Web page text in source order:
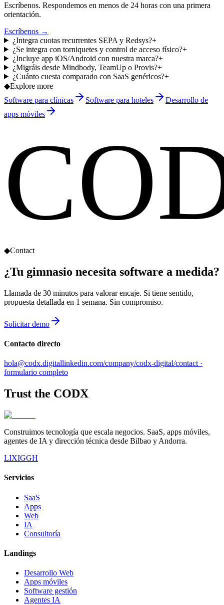
Escríbenos. Respondemos en menos de 24 horas con una primera
orientación.
Escríbenos →
¿Integra cuotas recurrentes SEPA y Redsys?+
¿Se integra con torniquetes y control de acceso físico?+
¿Incluye app iOS/Android con nuestra marca?+
¿Migráis desde Mindbody, TeamUp o Provis?+
¿Cuánto cuesta comparado con SaaS genéricos?+
◆Explore more
Software para clínicas
Software para hoteles
Desarrollo de
apps móviles
◆Contact
¿Tu gimnasio necesita software a medida?
Llamada de 30 minutos para valorar encaje. Si tiene sentido,
propuesta detallada en 1 semana. Sin compromiso.
Solicitar demo
Contacto directo
hola@codx.digitallinkedin.com/company/codx-digital/contact ·
formulario completo
Trust the CODX
Construimos tecnología que escala negocios. SaaS, apps móviles,
agentes de IA y dirección técnica desde Bilbao y Andorra.
LIXIGGH
Servicios
SaaS
Apps
Web
IA
Consultoría
Landings
Desarrollo Web
Apps móviles
Software gestión
Agentes IA